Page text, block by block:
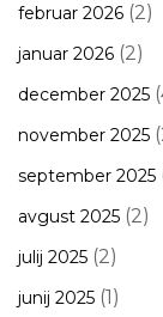
februar 2026 (2)
januar 2026 (2)
december 2025
november 2025
september 2025
avgust 2025 (2)
julij 2025 (2)
junij 2025 (1)